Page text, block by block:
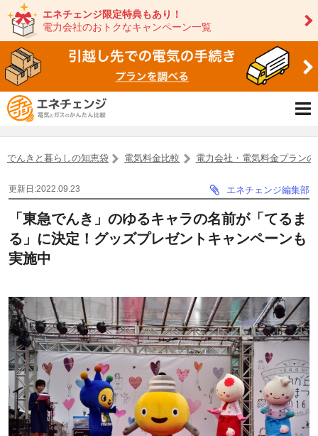
エネチェンジ限定特典もあり！
電力会社のおトクなキャンペーン一覧
でんきと暮らしの知恵袋 電気料金比較 電力会社・電気料金プランの
更新日:2022.09.23 エネチェンジ編集部
「東急でんき」のゆるキャラの名前が「てるま
る」に決定！グッズプレゼントキャンペーンも
実施中